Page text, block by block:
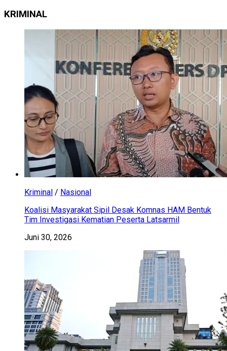
KRIMINAL
Kriminal / Nasional
Koalisi Masyarakat Sipil Desak Komnas HAM Bentuk
Tim Investigasi Kematian Peserta Latsarmil
Juni 30, 2026